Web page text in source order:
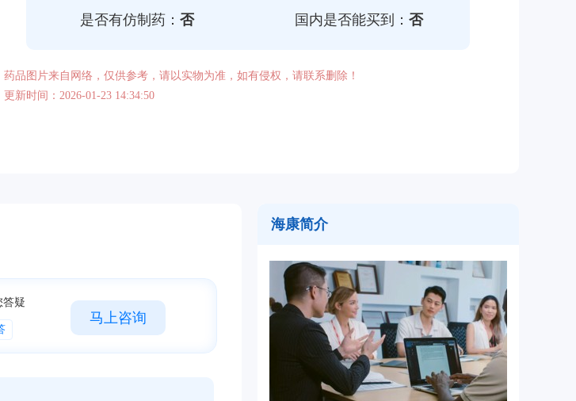
是否有仿制药： 否 国内是否能买到： 否
药品图片来自网络，仅供参考，请以实物为准，如有侵权，请联系删除！
更新时间：2026-01-23 14:34:50
答疑
马上咨询
海康简介